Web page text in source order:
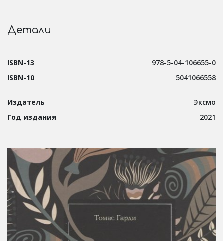
Детали
ISBN-13
978-5-04-106655-0
ISBN-10
5041066558
Издатель
Эксмо
Год издания
2021